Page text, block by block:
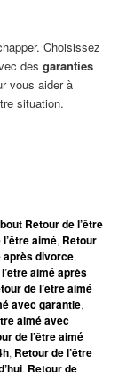
Choisissez
desgaranties
vous aider à
situation.
Retour de l’être
aimé, Retour
après divorce,
aimé après
de l’être aimé
avec garantie,
aimé avec
de l’être aimé
, Retour de l’être
, Retour de